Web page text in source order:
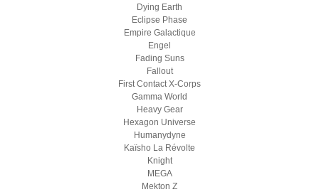
Dying Earth
Eclipse Phase
Empire Galactique
Engel
Fading Suns
Fallout
First Contact X-Corps
Gamma World
Heavy Gear
Hexagon Universe
Humanydyne
Kaïsho La Révolte
Knight
MEGA
Mekton Z